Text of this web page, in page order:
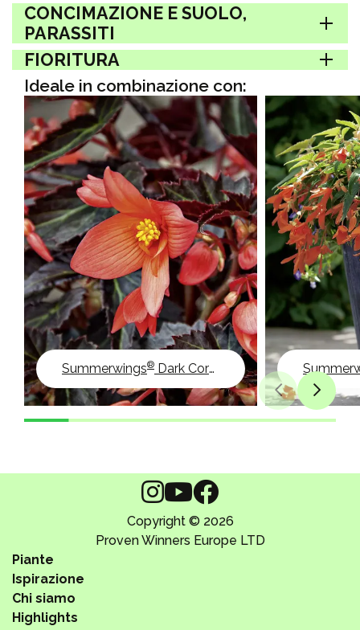
CONCIMAZIONE E SUOLO,
PARASSITI
FIORITURA
Ideale in combinazione con:
Summerwings® Dark Coral Elegance
Copyright © 2026
Proven Winners Europe LTD
Piante
Ispirazione
Chi siamo
Highlights